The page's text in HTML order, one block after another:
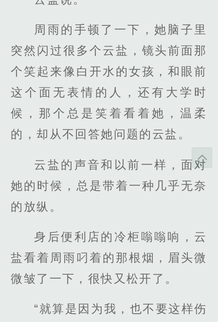
周雨的手顿了一下，她脑子里
突然闪过很多个云盐，镜头前面那
个笑起来像白开水的女孩，和眼前
这个面无表情的人，还有大学时
候，那个总是笑着看着她，温柔
的，却从不回答她问题的云盐。
云盐的声音和以前一样，面对
她的时候，总是带着一种几乎无奈
的放纵。
身后便利店的冷柜嗡嗡响，云
盐看着周雨叼着的那根烟，眉头微
微皱了一下，很快又松开了。
“就算是因为我，也不要这样伤